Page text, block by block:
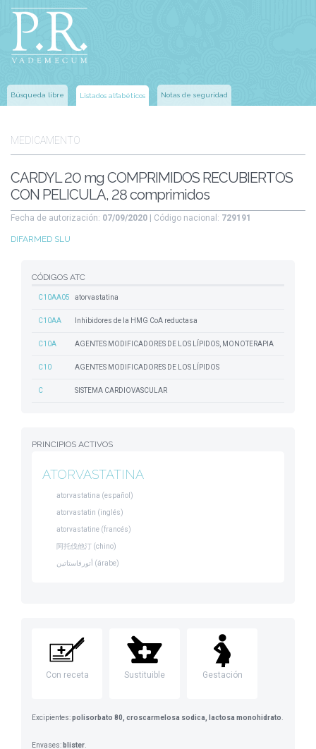
Búsqueda libre Listados alfabéticos Notas de seguridad
MEDICAMENTO
CARDYL 20 mg COMPRIMIDOS RECUBIERTOS
CON PELICULA, 28 comprimidos
Fecha de autorización: 07/09/2020 | Código nacional: 729191
DIFARMED SLU
CÓDIGOS ATC
C10AA05 atorvastatina
C10AA Inhibidores de la HMG CoA reductasa
C10A AGENTES MODIFICADORES DE LOS LÍPIDOS, MONOTERAPIA
C10 AGENTES MODIFICADORES DE LOS LÍPIDOS
C SISTEMA CARDIOVASCULAR
PRINCIPIOS ACTIVOS
ATORVASTATINA
atorvastatina (español)
atorvastatin (inglés)
atorvastatine (francés)
阿托伐他汀 (chino)
أتورفاستاتين (árabe)
Con receta Sustituible Gestación
Excipientes:polisorbato 80, croscarmelosa sodica, lactosa monohidrato
Envases: blister